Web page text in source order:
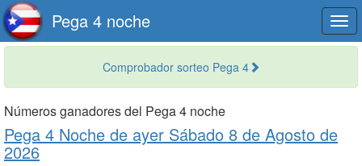
Pega 4 noche
Comprobador sorteo Pega 4
Números ganadores del Pega 4 noche
Pega 4 Noche de ayer Sábado 8 de Agosto de
2026